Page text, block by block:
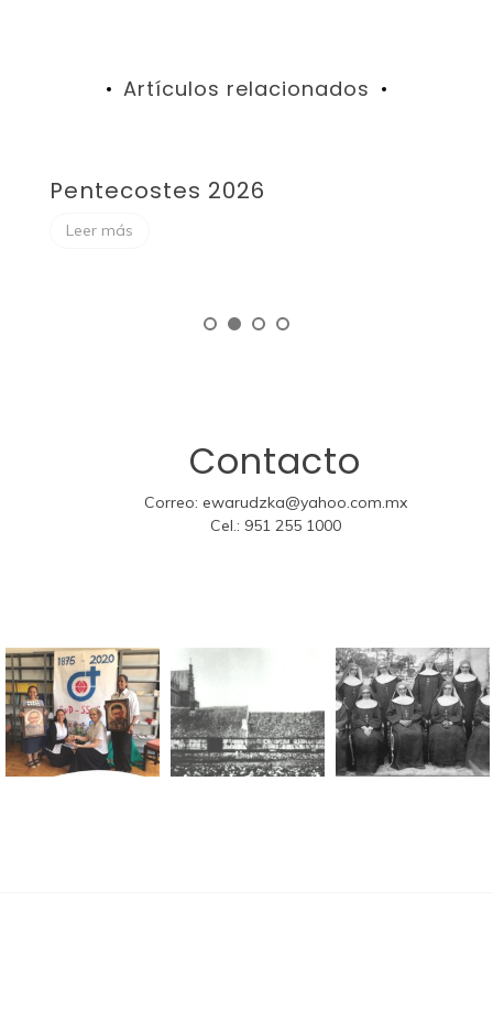
Artículos relacionados
Pentecostes 2026
Leer más
Contacto
Correo: ewarudzka@yahoo.com.mx
Cel.: 951 255 1000